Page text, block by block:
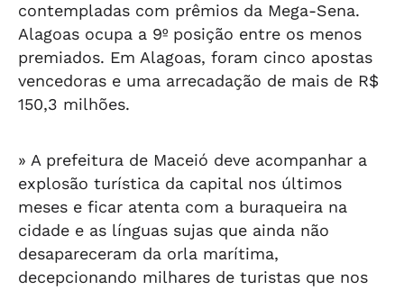
contempladas com prêmios da Mega-Sena.
Alagoas ocupa a 9º posição entre os menos
premiados. Em Alagoas, foram cinco apostas
vencedoras e uma arrecadação de mais de R$
150,3 milhões.
» A prefeitura de Maceió deve acompanhar a
explosão turística da capital nos últimos
meses e ficar atenta com a buraqueira na
cidade e as línguas sujas que ainda não
desapareceram da orla marítima,
decepcionando milhares de turistas que nos